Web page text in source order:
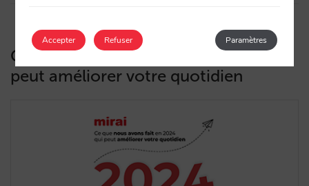
Ce que nous avons fait en 2024 qui
peut améliorer votre quotidien
Accepter Paramètres
Refuser